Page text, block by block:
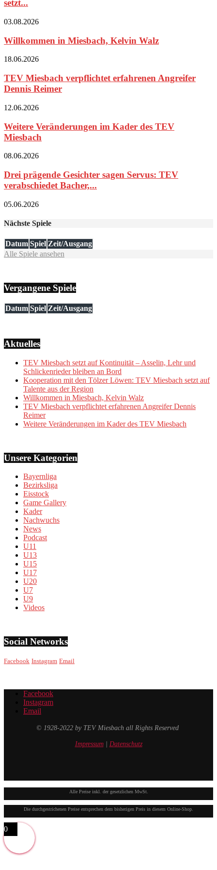
setzt...
03.08.2026
Willkommen in Miesbach, Kelvin Walz
18.06.2026
TEV Miesbach verpflichtet erfahrenen Angreifer
Dennis Reimer
12.06.2026
Weitere Veränderungen im Kader des TEV
Miesbach
08.06.2026
Drei prägende Gesichter sagen Servus: TEV
verabschiedet Bacher,...
05.06.2026
Nächste Spiele
Datum Spiel Zeit/Ausgang
Alle Spiele ansehen
Vergangene Spiele
Datum Spiel Zeit/Ausgang
Aktuelles
TEV Miesbach setzt auf Kontinuität – Asselin, Lehr und
Schlickenrieder bleiben an Bord
Kooperation mit den Tölzer Löwen: TEV Miesbach setzt auf
Talente aus der Region
Willkommen in Miesbach, Kelvin Walz
TEV Miesbach verpflichtet erfahrenen Angreifer Dennis
Reimer
Weitere Veränderungen im Kader des TEV Miesbach
Unsere Kategorien
Bayernliga
Bezirksliga
Eisstock
Game Gallery
Kader
Nachwuchs
News
Podcast
U11
U13
U15
U17
U20
U7
U9
Videos
Social Networks
Facebook Instagram Email
Facebook
Instagram
Email
© 1928-2022 by TEV Miesbach all Rights Reserved
Impressum| Datenschutz
Alle Preise inkl. der gesetzlichen MwSt.
Die durchgestrichenen Preise entsprechen dem bisherigen Preis in diesem Online-Shop.
0